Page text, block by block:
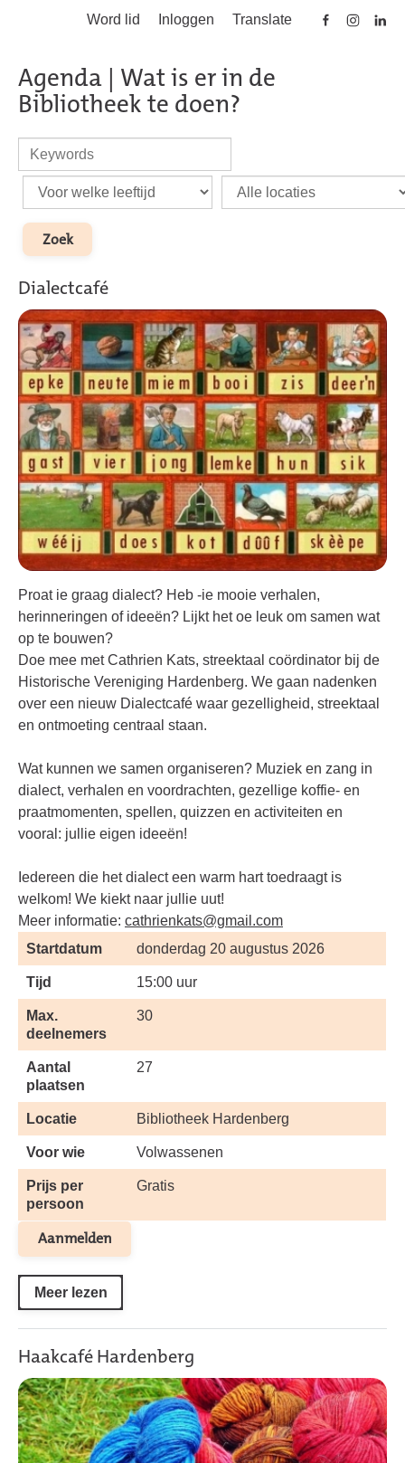
Word lid Inloggen Translate
Agenda | Wat is er in de
Bibliotheek te doen?
Dialectcafé
Proat ie graag dialect? Heb -ie mooie verhalen,
herinneringen of ideeën? Lijkt het oe leuk om samen wat
op te bouwen?
Doe mee met Cathrien Kats, streektaal coördinator bij de
Historische Vereniging Hardenberg. We gaan nadenken
over een nieuw Dialectcafé waar gezelligheid, streektaal
en ontmoeting centraal staan.
Wat kunnen we samen organiseren? Muziek en zang in
dialect, verhalen en voordrachten, gezellige koffie- en
praatmomenten, spellen, quizzen en activiteiten en
vooral: jullie eigen ideeën!
Iedereen die het dialect een warm hart toedraagt is
welkom! We kiekt naar jullie uut!
Meer informatie: cathrienkats@gmail.com
Startdatum
donderdag 20 augustus 2026
Tijd 15:00 uur
Max.
deelnemers
30
Aantal
plaatsen
27
Locatie Bibliotheek Hardenberg
Voor wie Volwassenen
Prijs per
persoon
Gratis
Aanmelden
Meer lezen
Haakcafé Hardenberg